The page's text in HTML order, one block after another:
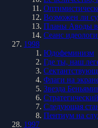
Возможен ли
Планы Аводы
Сеанс
1998
Юдофеминизм
Где ты, наш
Флаги на
Звезда
Следующая
Пентиум на
1997